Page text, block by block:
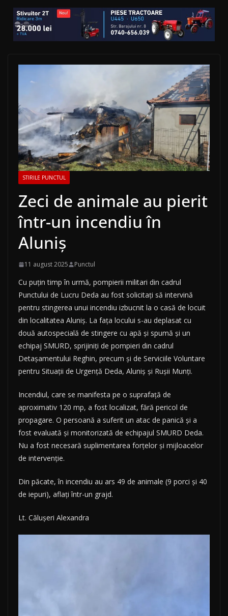
STIRILE PUNCTUL
Zeci de animale au pierit
într-un incendiu în
Aluniș
11 august 2025 Punctul
Cu puțin timp în urmă, pompierii militari din cadrul
Punctului de Lucru Deda au fost solicitați să intervină
pentru stingerea unui incendiu izbucnit la o casă de locuit
din localitatea Aluniș. La fața locului s-au deplasat cu
două autospecială de stingere cu apă și spumă și un
echipaj SMURD, sprijiniți de pompieri din cadrul
Detașamentului Reghin, precum și de Serviciile Voluntare
pentru Situații de Urgență Deda, Aluniș și Rușii Munți.
Incendiul, care se manifesta pe o suprafață de
aproximativ 120 mp, a fost localizat, fără pericol de
propagare. O persoană a suferit un atac de panică și a
fost evaluată și monitorizată de echipajul SMURD Deda.
Nu a fost necesară suplimentarea forțelor și mijloacelor
de intervenție.
Din păcate, în incendiu au ars 49 de animale (9 porci și 40
de iepuri), aflați într-un grajd.
Lt. Călușeri Alexandra